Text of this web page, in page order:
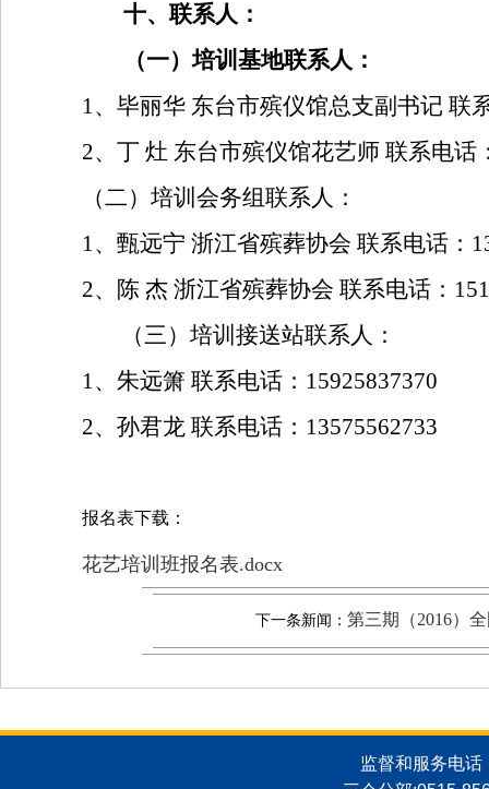
十、联系人：
（一）培训基地联系人：
1、毕丽华 东台市殡仪馆总支副书记 联
2、丁 灶 东台市殡仪馆花艺师 联系电话
（二）培训会务组联系人：
1、甄远宁 浙江省殡葬协会 联系电话：
2、陈 杰 浙江省殡葬协会 联系电话：
（三）培训接送站联系人：
1、朱远箫 联系电话： 15925837370
2、孙君龙 联系电话： 13575562733
报名表下载：
花艺培训班报名表.docx
下一条新闻： 第三期（2016）
监督和服务电